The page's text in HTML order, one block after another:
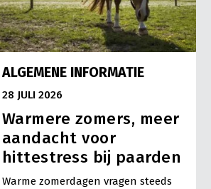
ALGEMENE INFORMATIE
28 JULI 2026
Warmere zomers, meer
aandacht voor
hittestress bij paarden
Warme zomerdagen vragen steeds